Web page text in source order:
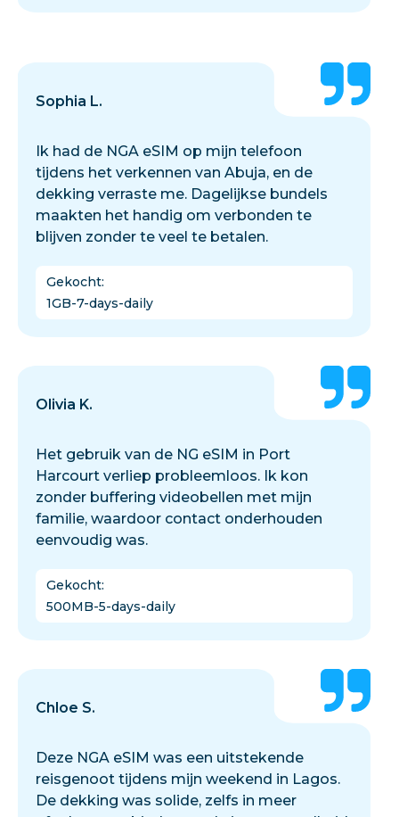
Sophia L.
Ik had de NGA eSIM op mijn telefoon
tijdens het verkennen van Abuja, en de
dekking verraste me. Dagelijkse bundels
maakten het handig om verbonden te
blijven zonder te veel te betalen.
Gekocht:
1GB-7-days-daily
Olivia K.
Het gebruik van de NG eSIM in Port
Harcourt verliep probleemloos. Ik kon
zonder buffering videobellen met mijn
familie, waardoor contact onderhouden
eenvoudig was.
Gekocht:
500MB-5-days-daily
Chloe S.
Deze NGA eSIM was een uitstekende
reisgenoot tijdens mijn weekend in Lagos.
De dekking was solide, zelfs in meer